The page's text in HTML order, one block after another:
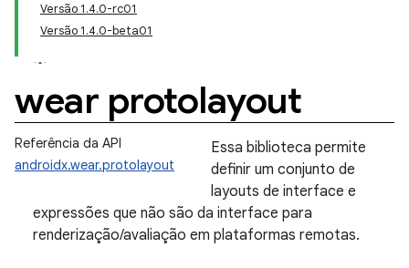
Versão 1.4.0-rc01
Versão 1.4.0-beta01
wear protolayout
Referência da API
androidx.wear.protolayout
Essa biblioteca permite
definir um conjunto de
layouts de interface e
expressões que não são da interface para
renderização/avaliação em plataformas remotas.